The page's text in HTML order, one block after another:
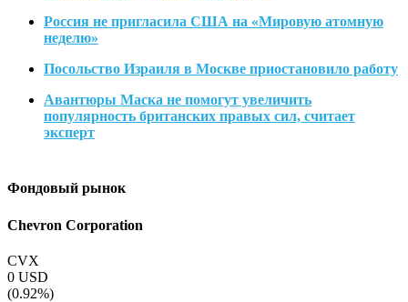
Россия не пригласила США на «Мировую атомную
неделю»
Посольство Израиля в Москве приостановило работу
Авантюры Маска не помогут увеличить
популярность британских правых сил, считает
эксперт
Фондовый рынок
Chevron Corporation
CVX
0 USD
(0.92%)